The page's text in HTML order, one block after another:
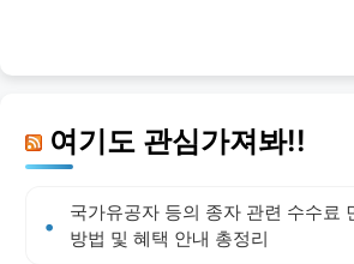
여기도 관심가져봐!!
국가유공자 등의 종자 관련 수수료
방법 및 혜택 안내 총정리